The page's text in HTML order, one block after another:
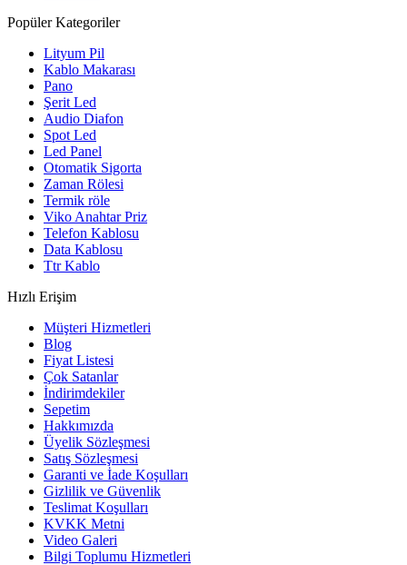
Popüler Kategoriler
Lityum Pil
Kablo Makarası
Pano
Şerit Led
Audio Diafon
Spot Led
Led Panel
Otomatik Sigorta
Zaman Rölesi
Termik röle
Viko Anahtar Priz
Telefon Kablosu
Data Kablosu
Ttr Kablo
Hızlı Erişim
Müşteri Hizmetleri
Blog
Fiyat Listesi
Çok Satanlar
İndirimdekiler
Sepetim
Hakkımızda
Üyelik Sözleşmesi
Satış Sözleşmesi
Garanti ve İade Koşulları
Gizlilik ve Güvenlik
Teslimat Koşulları
KVKK Metni
Video Galeri
Bilgi Toplumu Hizmetleri